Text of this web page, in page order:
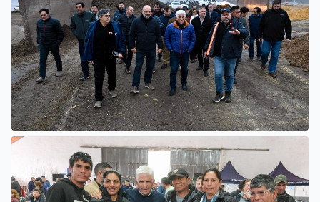
VILLA MERCEDES
SER BEEF INVERTIRÁ 10 MILLONES DE DÓLARES PARA
CONVERTIR RESIDUOS GANADEROS EN ENERGÍA
ELÉCTRICA PARA LA PROVINCIA